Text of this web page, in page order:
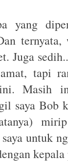
yang
ternyata,
Juga
tapi
Masih
saya Bob
saya untuk